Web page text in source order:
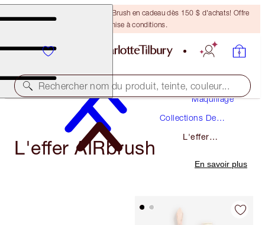
Recevez un pinceau Bronzing Brush en cadeau dès 150 $ d'achats! Offre
soumise à conditions.
Rechercher nom du produit, teinte, couleur...
Maquillage
Collections De
L'effer
L'effer AIRbrush
En savoir plus